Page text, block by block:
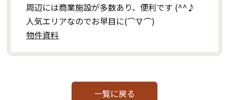
周辺には商業施設が多数あり、便利です (^^♪
人気エリアなのでお早目に(⌒∇⌒)
物件資料
一覧に戻る